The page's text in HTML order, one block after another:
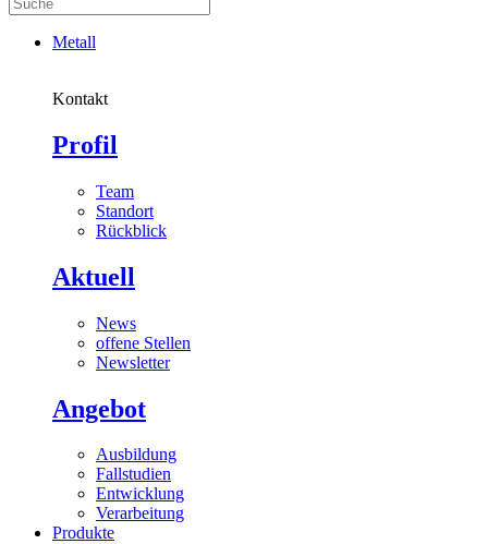
Metall
Kontakt
Profil
Team
Standort
Rückblick
Aktuell
News
offene Stellen
Newsletter
Angebot
Ausbildung
Fallstudien
Entwicklung
Verarbeitung
Produkte